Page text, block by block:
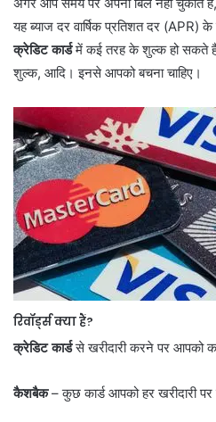
यह ब्याज दर वार्षिक प्रतिशत दर (APR)
क्रेडिट कार्डमें कई तरह के शुल्क हो सकते
शुल्क, आदि। इनसे आपको बचना चाहिए।
रिवॉर्ड्स क्या हैं?
क्रेडिट कार्डसे खरीदारी करने पर आपको
कैशबैक– कुछ कार्ड आपको हर खरीदारी